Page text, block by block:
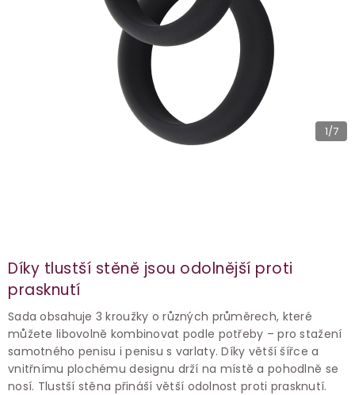
1/7
Díky tlustší stěně jsou odolnější proti
prasknutí
Sada obsahuje 3 kroužky o různých průměrech, které
můžete libovolně kombinovat podle potřeby – pro stažení
samotného penisu i penisu s varlaty. Díky větší šířce a
vnitřnímu plochému designu drží na místě a pohodlně se
nosí. Tlustší stěna přináší větší odolnost proti prasknutí.